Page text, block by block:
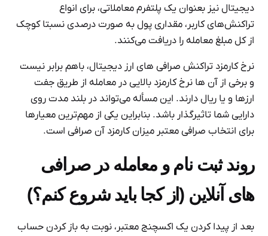
دیجیتال نیز بعنوان یک پلتفرم معاملاتی، برای انواع
تراکنش‌های کاربر، مقداری پول به صورت درصدی نسبتا کوچک
از کل مبلغ معامله را دریافت می‌کنند.
نرخ کارمزد تراکنش‌ صرافی های ارز دیجیتال، باهم برابر نیست
و برخی از آن ها نرخ کارمزد بالایی در معامله از طریق جفت
ارزها و یا ریال دارند. این مسأله می‌تواند در بلند مدت روی
دارایی شما تاثیرگذار باشد. بنابراین یکی از مهم‌ترین معیارها
برای انتخاب صرافی معتبر میزان کارمزد آن صرافی است.
روند ثبت نام و معامله در صرافی
های آنلاین (از کجا باید شروع کنم؟)
بعد از پیدا کردن یک اکسچنج معتبر، نوبت به باز کردن حساب